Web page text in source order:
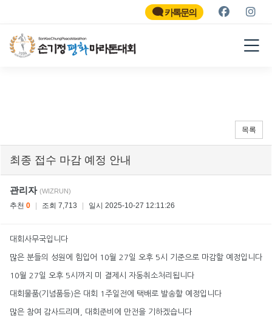
카톡문의
MARATHON
2026
목록
최종 접수 마감 예정 안내
관리자 (WIZRUN)
추천 0 조회 7,713 일시 2025-10-27 12:11:26
대회사무국입니다
많은 분들의 성원에 힘입어 10월 27일 오후 5시 기준으로 마감할 예정입니다
10월 27일 오후 5시까지 미 결제시 자동취소처리됩니다
대회물품(기념품등)은 대회 1주일전에 택배로 발송할 예정입니다
많은 참여 감사드리며, 대회준비에 만전을 기하겠습니다